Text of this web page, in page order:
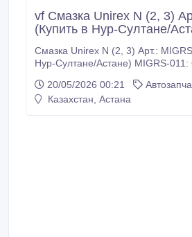
vf Смазка Unirex N (2, 3)
(Купить в Нур-Султане/
Смазка Unirex N (2, 3) Арт.: MIGRS-011 (Купить в
Нур-Султане/Астане) MIGRS-011:
назначения, могут применятся при высоких
температурах и во всех видах
20/05/2026 00:21
Казахстан, Астана